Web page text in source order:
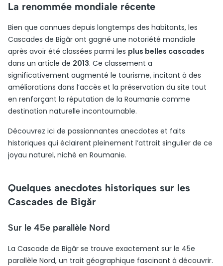
La renommée mondiale récente
Bien que connues depuis longtemps des habitants, les
Cascades de Bigăr ont gagné une notoriété mondiale
après avoir été classées parmi les plus belles cascades
dans un article de 2013. Ce classement a
significativement augmenté le tourisme, incitant à des
améliorations dans l’accès et la préservation du site tout
en renforçant la réputation de la Roumanie comme
destination naturelle incontournable.
Découvrez ici de passionnantes anecdotes et faits
historiques qui éclairent pleinement l’attrait singulier de ce
joyau naturel, niché en Roumanie.
Quelques anecdotes historiques sur les
Cascades de Bigăr
Sur le 45e parallèle Nord
La Cascade de Bigăr se trouve exactement sur le 45e
parallèle Nord, un trait géographique fascinant à découvrir.